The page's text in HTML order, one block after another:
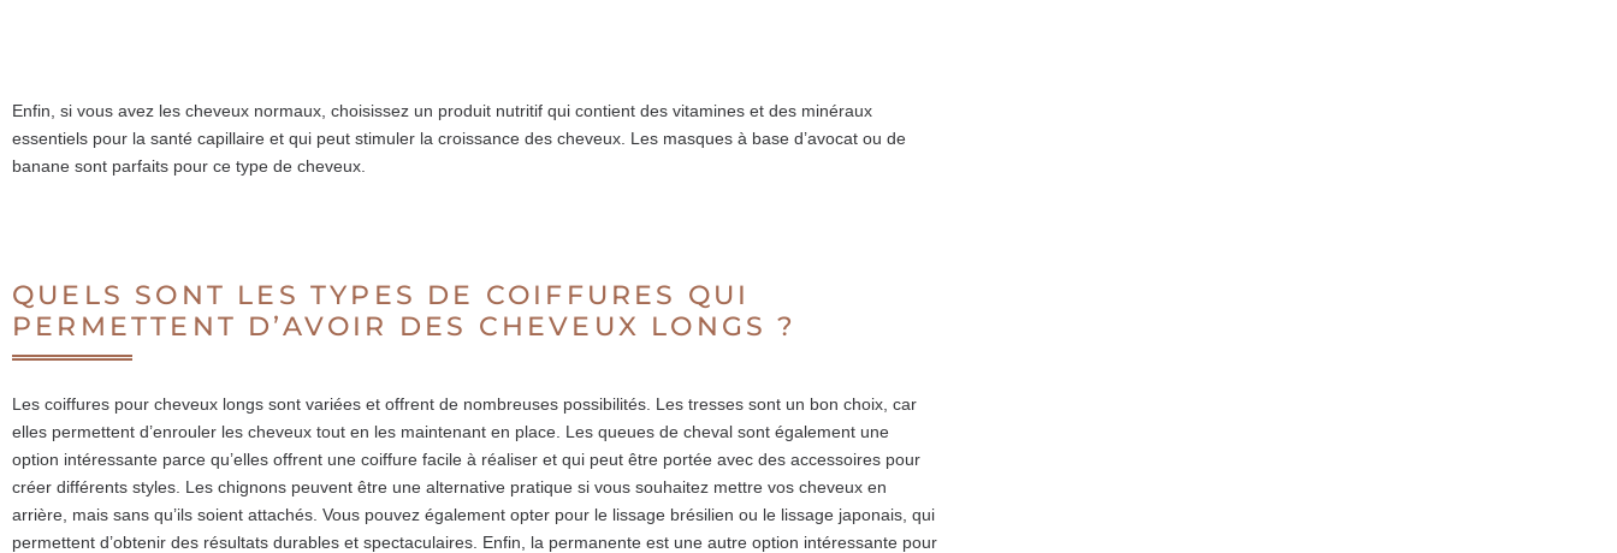
Enfin, si vous avez les cheveux normaux, choisissez un produit nutritif qui contient des vitamines et des minéraux
essentiels pour la santé capillaire et qui peut stimuler la croissance des cheveux. Les masques à base d’avocat ou de
banane sont parfaits pour ce type de cheveux.
QUELS SONT LES TYPES DE COIFFURES QUI
PERMETTENT D’AVOIR DES CHEVEUX LONGS ?
Les coiffures pour cheveux longs sont variées et offrent de nombreuses possibilités. Les tresses sont un bon choix, car
elles permettent d’enrouler les cheveux tout en les maintenant en place. Les queues de cheval sont également une
option intéressante parce qu’elles offrent une coiffure facile à réaliser et qui peut être portée avec des accessoires pour
créer différents styles. Les chignons peuvent être une alternative pratique si vous souhaitez mettre vos cheveux en
arrière, mais sans qu’ils soient attachés. Vous pouvez également opter pour le lissage brésilien ou le lissage japonais, qui
permettent d’obtenir des résultats durables et spectaculaires. Enfin, la permanente est une autre option intéressante pour